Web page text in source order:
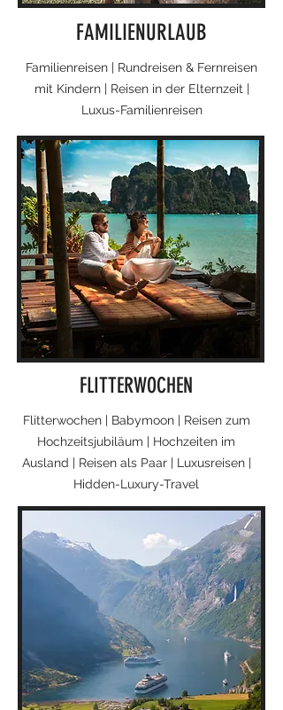
FAMILIENURLAUB
Familienreisen | Rundreisen & Fernreisen
mit Kindern | Reisen in der Elternzeit |
Luxus-Familienreisen
FLITTERWOCHEN
Flitterwochen | Babymoon | Reisen zum
Hochzeitsjubiläum | Hochzeiten im
Ausland | Reisen als Paar | Luxusreisen |
Hidden-Luxury-Travel